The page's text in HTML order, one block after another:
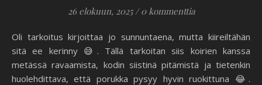
26 elokuun, 2025 / 0 kommenttia
Oli tarkoitus kirjoittaa jo sunnuntaena, mutta kiireiltähän
sitä ee kerinny 😅. Tällä tarkoitan siis koirien kanssa
metässä ravaamista, kodin siistinä pitämistä ja tietenkin
huolehdittava, että porukka pysyy hyvin ruokittuna 😂.